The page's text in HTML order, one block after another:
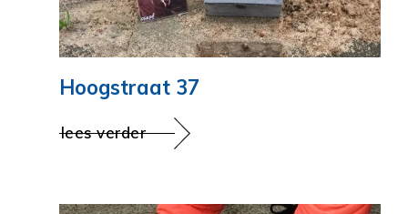
Hoogstraat 37
lees verder